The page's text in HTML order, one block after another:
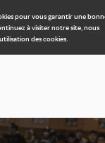
pour vous garantir une
à visiter notre site, nous
des cookies.